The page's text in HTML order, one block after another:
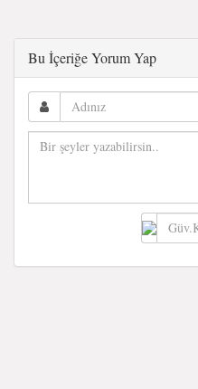
Bu İçeriğe Yorum Yap